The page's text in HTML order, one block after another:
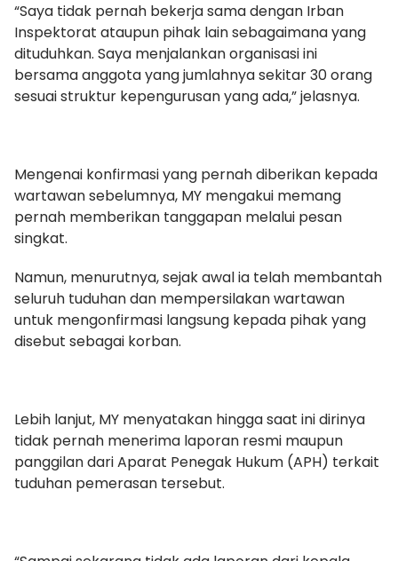
“Saya tidak pernah bekerja sama dengan Irban
Inspektorat ataupun pihak lain sebagaimana yang
dituduhkan. Saya menjalankan organisasi ini
bersama anggota yang jumlahnya sekitar 30 orang
sesuai struktur kepengurusan yang ada,” jelasnya.
Mengenai konfirmasi yang pernah diberikan kepada
wartawan sebelumnya, MY mengakui memang
pernah memberikan tanggapan melalui pesan
singkat.
Namun, menurutnya, sejak awal ia telah membantah
seluruh tuduhan dan mempersilakan wartawan
untuk mengonfirmasi langsung kepada pihak yang
disebut sebagai korban.
Lebih lanjut, MY menyatakan hingga saat ini dirinya
tidak pernah menerima laporan resmi maupun
panggilan dari Aparat Penegak Hukum (APH) terkait
tuduhan pemerasan tersebut.